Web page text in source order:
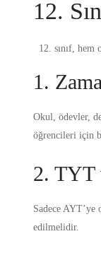
12.
sınıf, hem
1.
Okul, ödevler,
öğrencileri için
2. TYT
Sadece
edilmelidir.